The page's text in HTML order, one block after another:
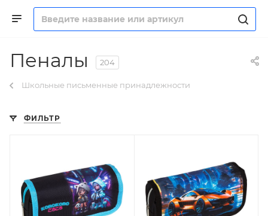
Пеналы 204
Школьные письменные принадлежности
ФИЛЬТР